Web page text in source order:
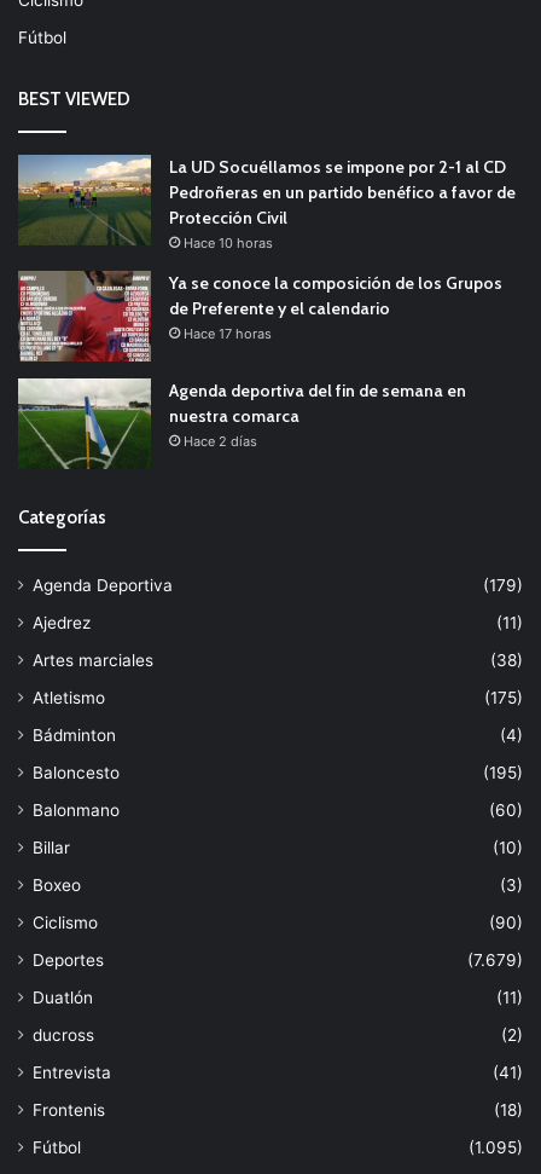
Fútbol
BEST VIEWED
La UD Socuéllamos se impone por 2-1 al CD
Pedroñeras en un partido benéfico a favor de
Protección Civil
Hace 10 horas
Ya se conoce la composición de los Grupos
de Preferente y el calendario
Hace 17 horas
Agenda deportiva del fin de semana en
nuestra comarca
Hace 2 días
Categorías
Agenda Deportiva
(179)
Ajedrez
(11)
Artes marciales
(38)
Atletismo
(175)
Bádminton
(4)
Baloncesto
(195)
Balonmano
(60)
Billar
(10)
Boxeo
(3)
Ciclismo
(90)
Deportes
(7.679)
Duatlón
(11)
ducross
(2)
Entrevista
(41)
Frontenis
(18)
Fútbol
(1.095)